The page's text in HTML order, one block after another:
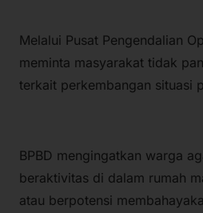
Melalui Pusat Pengendalian
meminta masyarakat tidak
terkait perkembangan situasi
BPBD mengingatkan warga
beraktivitas di dalam rumah
atau berpotensi